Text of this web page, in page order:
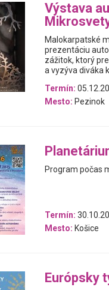
Výstava
Malokarpatské
prezentáciu
zážitok, ktorý
a vyzýva diváka
Termín:
Mesto: Pezinok
Program počas
Termín:
Mesto: Košice
Európsky